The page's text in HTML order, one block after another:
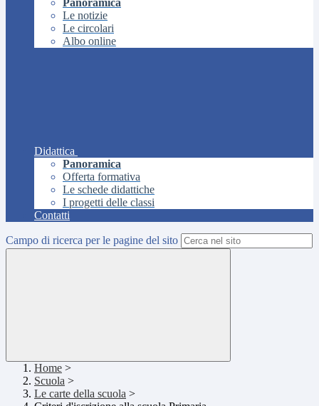
Panoramica
Le notizie
Le circolari
Albo online
Didattica
Panoramica
Offerta formativa
Le schede didattiche
I progetti delle classi
Contatti
Campo di ricerca per le pagine del sito
Home >
Scuola >
Le carte della scuola >